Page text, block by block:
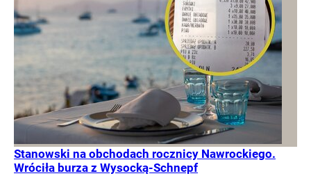
Stanowski na obchodach rocznicy Nawrockiego.
Wróciła burza z Wysocką-Schnepf